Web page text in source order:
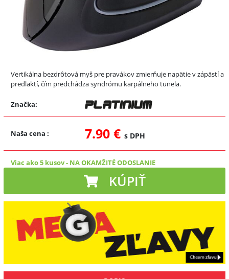
Vertikálna bezdrôtová myš pre pravákov zmierňuje napätie v zápästí a
predlaktí, čím predchádza syndrómu karpálneho tunela.
Značka:
Naša cena : 7.90 € s DPH
Viac ako 5 kusov- NA OKAMŽITÉ ODOSLANIE
KÚPIŤ